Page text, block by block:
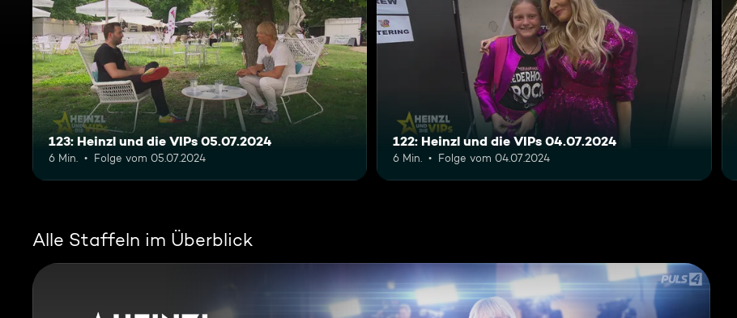
123: Heinzl und die VIPs 05.07.2024
6 Min. Folge vom 05.07.2024
122: Heinzl und die VIPs 04.07.2024
6 Min. Folge vom 04.07.2024
Alle Staffeln im Überblick